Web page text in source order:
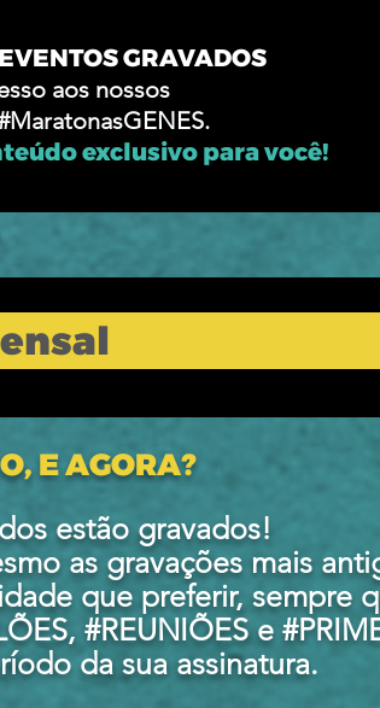
GRAVADOS
aos nossos
exclusivo para você!
E AGORA?
estão gravados!
as gravações mais
que preferir, sempre
#REUNIÕES e
da sua assinatura.